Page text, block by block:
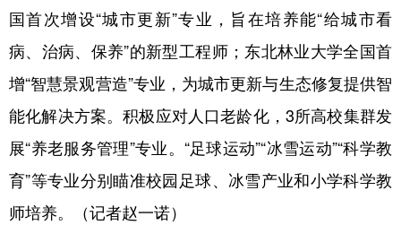
国首次增设“城市更新”专业，旨在培养能“给城市看
病、治病、保养”的新型工程师；东北林业大学全国首
增“智慧景观营造”专业，为城市更新与生态修复提供智
能化解决方案。积极应对人口老龄化，3所高校集群发
展“养老服务管理”专业。“足球运动”“冰雪运动”“科学教
育”等专业分别瞄准校园足球、冰雪产业和小学科学教
师培养。（记者赵一诺）